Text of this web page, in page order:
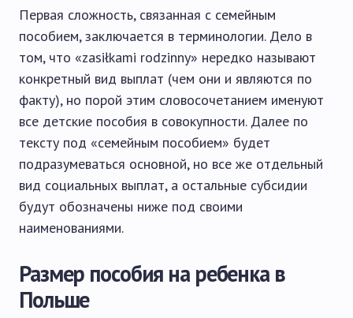
Первая сложность, связанная с семейным
пособием, заключается в терминологии. Дело в
том, что «zasiłkami rodzinny» нередко называют
конкретный вид выплат (чем они и являются по
факту), но порой этим словосочетанием именуют
все детские пособия в совокупности. Далее по
тексту под «семейным пособием» будет
подразумеваться основной, но все же отдельный
вид социальных выплат, а остальные субсидии
будут обозначены ниже под своими
наименованиями.
Размер пособия на ребенка в
Польше